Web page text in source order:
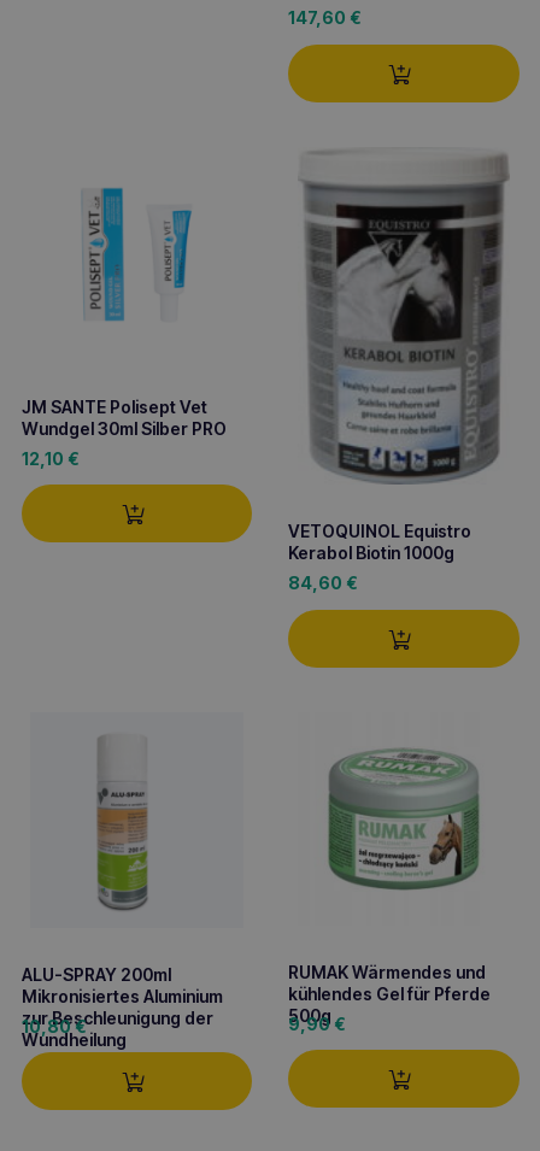
147,60 €
JM SANTE Polisept Vet
Wundgel 30ml Silber PRO
12,10 €
VETOQUINOL Equistro
Kerabol Biotin 1000g
84,60 €
ALU-SPRAY 200ml
Mikronisiertes Aluminium
zur Beschleunigung der
Wundheilung
10,80€
RUMAK Wärmendes und
kühlendes Gel für Pferde
500g
9,90 €